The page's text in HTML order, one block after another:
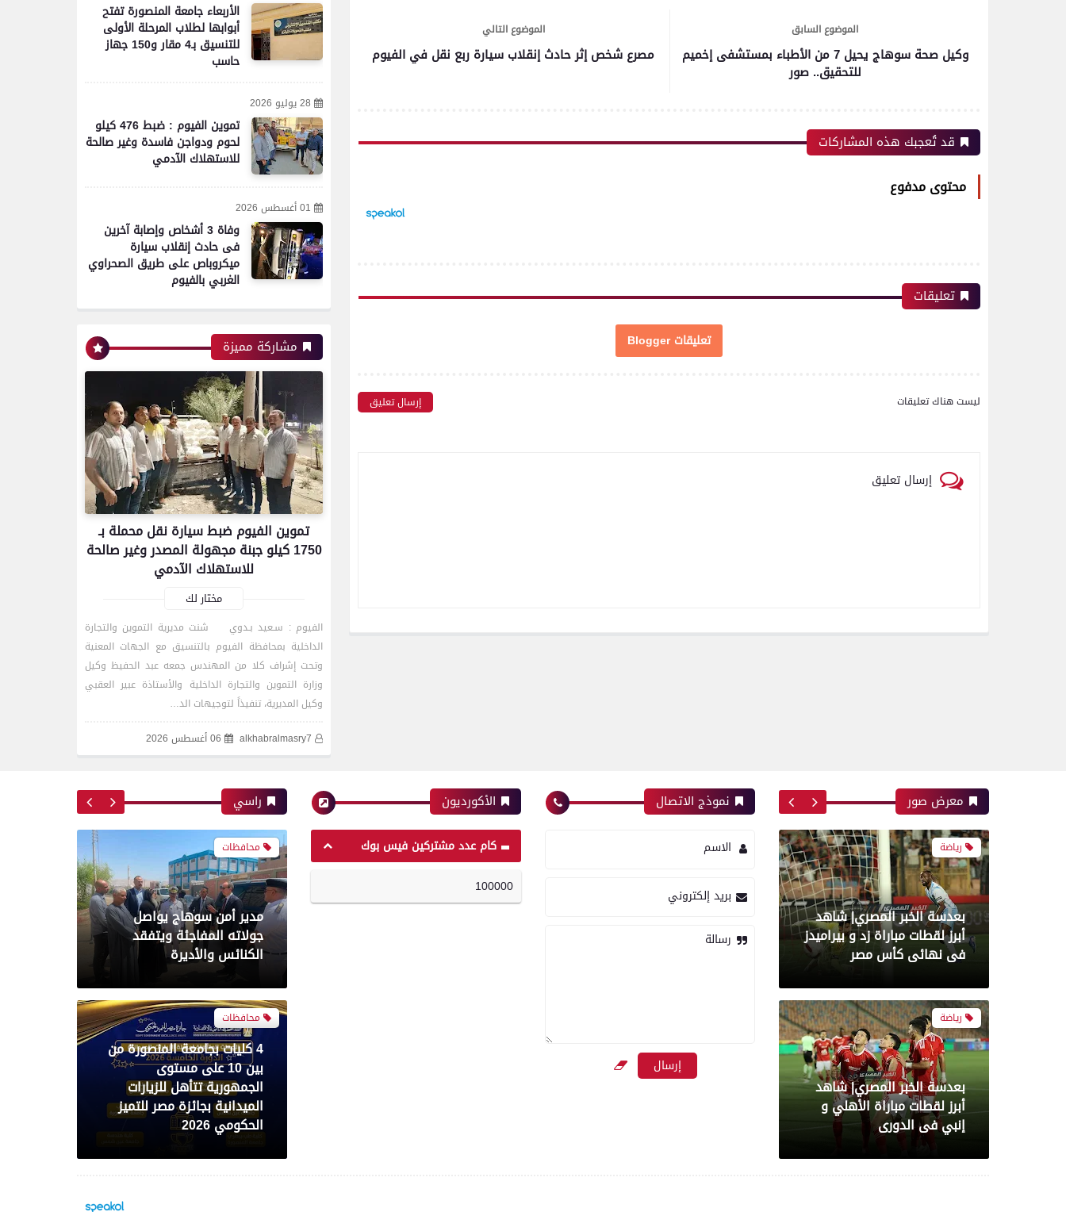
الموضوع التالي
مصرع شخص إثر حادث إنقلاب سيارة ربع نقل في الفيوم
الموضوع السابق
وكيل صحة سوهاج يحيل 7 من الأطباء بمستشفى إخميم
للتحقيق.. صور
قد تُعجبك هذه المشاركات
محتوى مدفوع
تعليقات
تعليقات Blogger
ليست هناك تعليقات إرسال تعليق
إرسال تعليق
الأربعاء جامعة المنصورة تفتح
أبوابها لطلاب المرحلة الأولى
للتنسيق بـ4 مقار و150 جهاز
حاسب
28 يوليو 2026
تموين الفيوم : ضبط 476 كيلو
لحوم ودواجن فاسدة وغير صالحة
للاستهلاك الآدمي
01 أغسطس 2026
وفاة 3 أشخاص وإصابة آخرين
فى حادث إنقلاب سيارة
ميكروباص على طريق الصحراوي
الغربي بالفيوم
مشاركة مميزة
تموين الفيوم ضبط سيارة نقل محملة بـ
1750 كيلو جبنة مجهولة المصدر وغير صالحة
للاستهلاك الآدمي
مختار لك
الفيوم : سـعيد بـدوي شنت مديرية التموين والتجارة
الداخلية بمحافظة الفيوم بالتنسيق مع الجهات المعنية
وتحت إشراف كلا من المهندس جمعه عبد الحفيظ وكيل
وزارة التموين والتجارة الداخلية والأستاذة عبير العقبي
وكيل المديرية، تنفيذاً لتوجيهات الد…
alkhabralmasry7
06 أغسطس 2026
معرض صور
كأس الكونفدرالية الإفريقية
رياضة
بعدسة الخبر المصري| شاهد
أبرز لقطات مباراة زد و بيراميدز
فى نهائى كأس مصر
رياضة
بعدسة الخبر المصري| شاهد
أبرز لقطات مباراة الأهلي و
إنبي فى الدورى
نموذج الاتصال
الاسم
بريد إلكتروني
رسالة
الأكورديون
كام عدد مشتركين فيس بوك
100000
راسي
محافظات
تموين الفيوم ضبط سيارة نقل
محملة بـ 1750 كيلو جبنة
مجهولة المصدر وغير صالحة
محافظات
لبن فاسد وغير صالح
للاستهلاك الآدمى قبل طرحه
بالأسواق
محافظات
مدير أمن سوهاج يواصل
جولاته المفاجئة ويتفقد
الكنائس والأديرة
محافظات
4 كليات بجامعة المنصورة من
بين 10 على مستوى
الجمهورية تتأهل للزيارات
الميدانية بجائزة مصر للتميز
الحكومي 2026